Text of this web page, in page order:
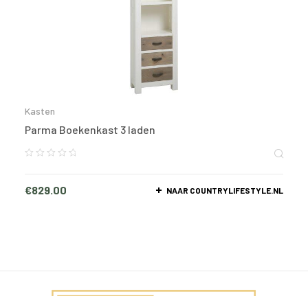
Kasten
Parma Boekenkast 3 laden
€829.00 NAAR COUNTRYLIFESTYLE.NL